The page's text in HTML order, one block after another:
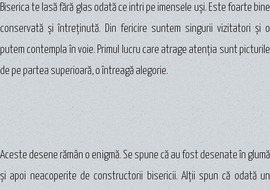
Biserica te lasă fără glas odată ce intri pe imensele uşi. Este foarte bine
conservată şi întreţinută. Din fericire suntem singurii vizitatori şi o
putem contempla în voie. Primul lucru care atrage atenţia sunt picturile
de pe partea superioară, o întreagă alegorie.
Aceste desene rămân o enigmă. Se spune că au fost desenate în glumă
şi apoi neacoperite de constructorii bisericii. Alţii spun că odată un